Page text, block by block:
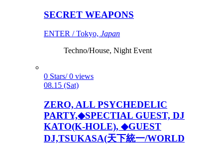
SECRET WEAPONS
ENTER / Tokyo, Japan
Techno/House, Night Event
0 Stars/ 0 views
08.15 (Sat)
ZERO, ALL PSYCHEDELIC
PARTY,◆SPECTIAL GUEST, DJ
KATO(K-HOLE), ◆GUEST
DJ,TSUKASA(天下統一/WORLD